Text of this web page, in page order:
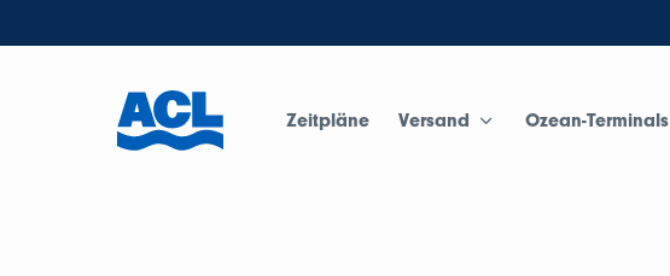
Zeitpläne Versand Ozean-Terminals